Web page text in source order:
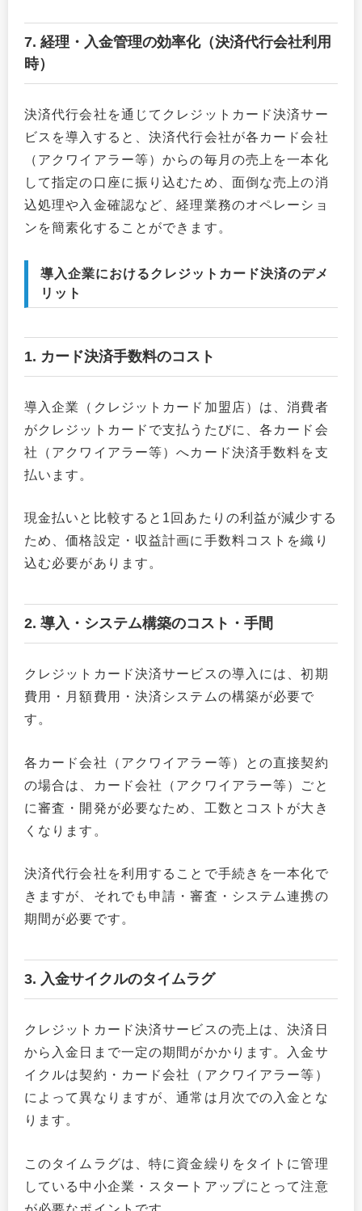
7. 経理・入金管理の効率化（決済代行会社利用
時）
決済代行会社を通じてクレジットカード決済サー
ビスを導入すると、決済代行会社が各カード会社
（アクワイアラー等）からの毎月の売上を一本化
して指定の口座に振り込むため、面倒な売上の消
込処理や入金確認など、経理業務のオペレーショ
ンを簡素化することができます。
導入企業におけるクレジットカード決済のデメ
リット
1. カード決済手数料のコスト
導入企業（クレジットカード加盟店）は、消費者
がクレジットカードで支払うたびに、各カード会
社（アクワイアラー等）へカード決済手数料を支
払います。
現金払いと比較すると1回あたりの利益が減少する
ため、価格設定・収益計画に手数料コストを織り
込む必要があります。
2. 導入・システム構築のコスト・手間
クレジットカード決済サービスの導入には、初期
費用・月額費用・決済システムの構築が必要で
す。
各カード会社（アクワイアラー等）との直接契約
の場合は、カード会社（アクワイアラー等）ごと
に審査・開発が必要なため、工数とコストが大き
くなります。
決済代行会社を利用することで手続きを一本化で
きますが、それでも申請・審査・システム連携の
期間が必要です。
3. 入金サイクルのタイムラグ
クレジットカード決済サービスの売上は、決済日
から入金日まで一定の期間がかかります。入金サ
イクルは契約・カード会社（アクワイアラー等）
によって異なりますが、通常は月次での入金とな
ります。
このタイムラグは、特に資金繰りをタイトに管理
している中小企業・スタートアップにとって注意